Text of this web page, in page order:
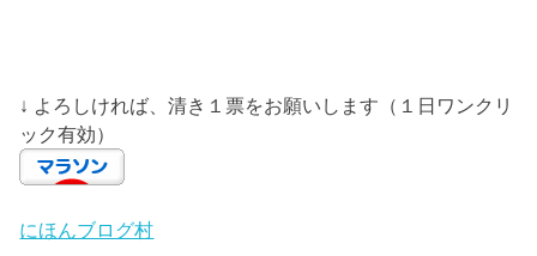
↓ よろしければ、清き１票をお願いします（１日ワンクリ
ック有効）
にほんブログ村